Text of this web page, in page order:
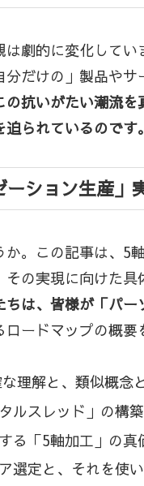
劇的に変化して
だけの」製品や
の抗いがたい潮流
られているのです。
ション生産」
。この記事は、
の実現に向けた
ちは、皆様が「パ
ードマップの概要
理解と、類似概念
ルスレッド」の構
る「5軸加工」の真
選定と、それを使